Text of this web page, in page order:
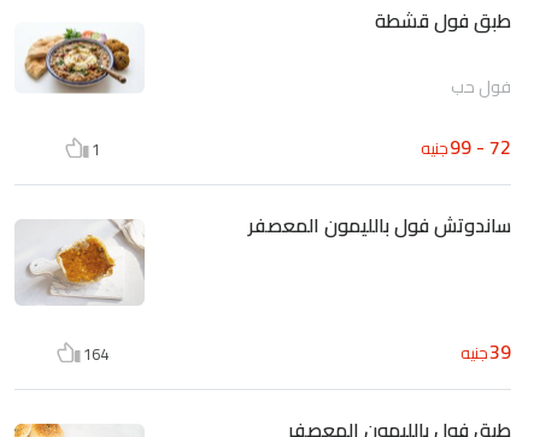
طبق فول قشطة
فول حب
72 - 99 جنيه 1
ساندوتش فول بالليمون المعصفر
39جنيه 164
طبق فول بالليمون المعصفر